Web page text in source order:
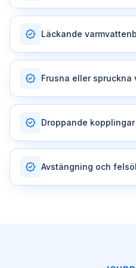
Läckande
Frusna eller spruckna
Droppande
Avstängning och